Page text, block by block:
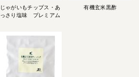
じゃがいもチップス・あ
っさり塩味 プレミアム
有機玄米黒酢